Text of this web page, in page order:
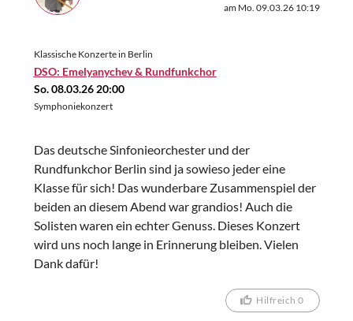
am Mo. 09.03.26 10:19
Klassische Konzerte in Berlin
DSO: Emelyanychev & Rundfunkchor
So. 08.03.26 20:00
Symphoniekonzert
Das deutsche Sinfonieorchester und der
Rundfunkchor Berlin sind ja sowieso jeder eine
Klasse für sich! Das wunderbare Zusammenspiel der
beiden an diesem Abend war grandios! Auch die
Solisten waren ein echter Genuss. Dieses Konzert
wird uns noch lange in Erinnerung bleiben. Vielen
Dank dafür!
Hilfreich 0